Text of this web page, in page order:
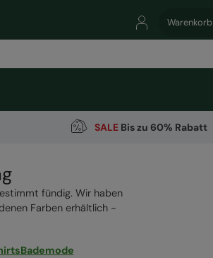
Warenkorb
SALEBis zu 60% Rabatt
fündig. Wir haben
Farben erhältlich -
Bademode